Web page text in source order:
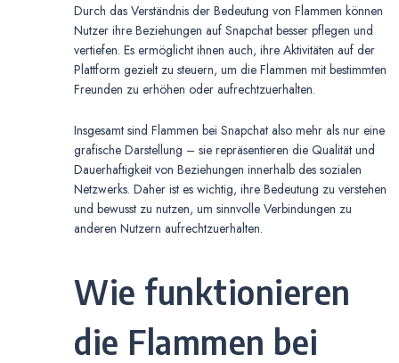
Durch das Verständnis der Bedeutung von Flammen können
Nutzer ihre Beziehungen auf Snapchat besser pflegen und
vertiefen. Es ermöglicht ihnen auch, ihre Aktivitäten auf der
Plattform gezielt zu steuern, um die Flammen mit bestimmten
Freunden zu erhöhen oder aufrechtzuerhalten.
Insgesamt sind Flammen bei Snapchat also mehr als nur eine
grafische Darstellung – sie repräsentieren die Qualität und
Dauerhaftigkeit von Beziehungen innerhalb des sozialen
Netzwerks. Daher ist es wichtig, ihre Bedeutung zu verstehen
und bewusst zu nutzen, um sinnvolle Verbindungen zu
anderen Nutzern aufrechtzuerhalten.
Wie funktionieren
die Flammen bei